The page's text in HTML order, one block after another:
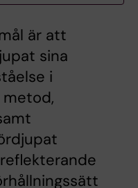
är att
sina
i